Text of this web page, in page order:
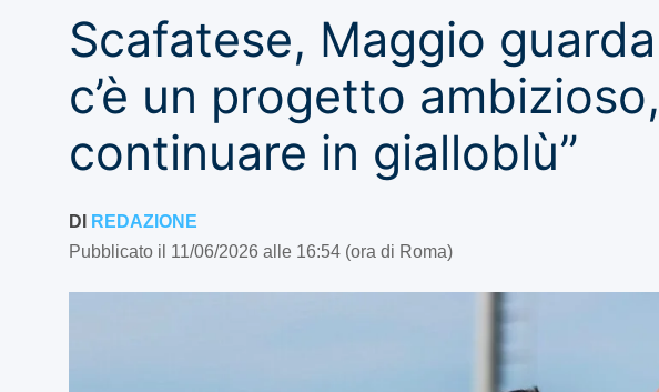
Scafatese, Maggio
c’è un progetto
continuare in gialloblù”
DI
REDAZIONE
Pubblicato il 11/06/2026 alle 16:54 (ora di Roma)